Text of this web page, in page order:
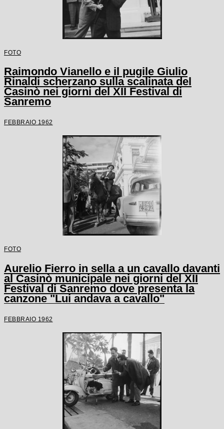
FOTO
Raimondo Vianello e il pugile Giulio
Rinaldi scherzano sulla scalinata del
Casinò nei giorni del XII Festival di
Sanremo
FEBBRAIO 1962
FOTO
Aurelio Fierro in sella a un cavallo davanti
al Casinò municipale nei giorni del XII
Festival di Sanremo dove presenta la
canzone "Lui andava a cavallo"
FEBBRAIO 1962